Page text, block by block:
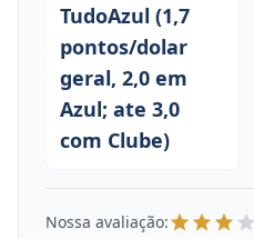
TudoAzul (1,7
pontos/dolar
geral, 2,0 em
Azul; ate 3,0
com Clube)
Nossa avaliação: